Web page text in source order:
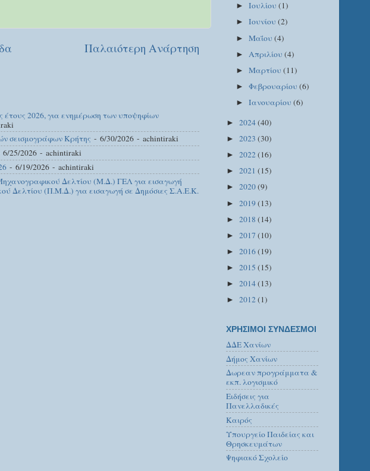
Παλαιότερη Ανάρτηση
έτους 2026, για ενημέρωση των υποψηφίων
σεισμογράφων Κρήτης - 6/30/2026 - achintiraki
6/25/2026 - achintiraki
- 6/19/2026 - achintiraki
Δελτίου (Μ.Δ.) ΓΕΛ για εισαγωγή
Δελτίου (Π.Μ.Δ.) για εισαγωγή σε Δημόσιες Σ.Α.Ε.Κ.
►Ιουλίου(1)
►Ιουνίου(2)
►Μαΐου(4)
► Απριλίου(4)
►Μαρτίου(11)
►Φεβρουαρίου(6)
►Ιανουαρίου(6)
► 2024(40)
► 2023 (30)
► 2022(16)
► 2021 (15)
► 2020(9)
► 2019 (13)
► 2018 (14)
► 2017 (10)
► 2016(19)
► 2015 (15)
► 2014(13)
► 2012(1)
ΧΡΗΣΙΜΟΙ ΣΥΝΔΕΣΜΟΙ
ΔΔΕ Χανίων
Δήμος Χανίων
Δωρεαν προγράμματα &
εκπ. λογισμικό
Ειδήσεις για
Πανελλαδικές
Καιρός
Υπουργείο Παιδείας και
Θρησκευμάτων
Ψηφιακό Σχολείο